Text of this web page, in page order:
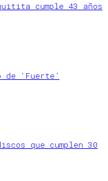
cumple 43 años
‘Fuerte’
que cumplen 30